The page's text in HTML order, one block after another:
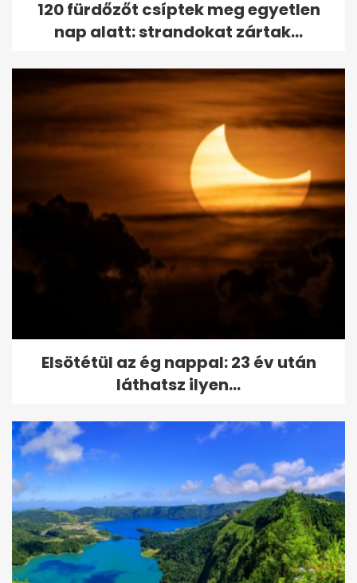
120 fürdőzőt csíptek meg egyetlen
nap alatt: strandokat zártak...
Elsötétül az ég nappal: 23 év után
láthatsz ilyen...